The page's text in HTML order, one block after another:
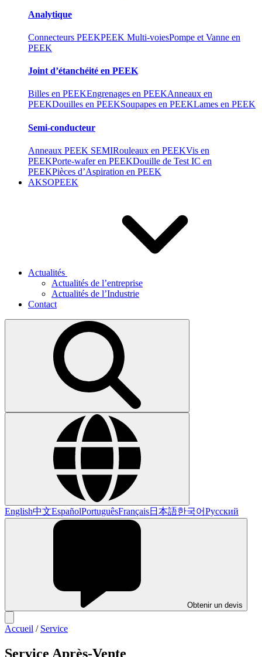
Analytique
Connecteurs PEEKPEEK Multi-voiesPompe et Vanne en
PEEK
Joint d’étanchéité en PEEK
Billes en PEEKEngrenages en PEEKAnneaux en
PEEKDouilles en PEEKSoupapes en PEEKLames en PEEK
Semi-conducteur
Anneaux PEEK SEMIRouleaux en PEEKVis en
PEEKPorte-wafer en PEEKDouille de Test IC en
PEEKPièces d’Aspiration en PEEK
AKSOPEEK
Actualités
Actualités de l’entreprise
Actualités de l’Industrie
Contact
English中文EspañolPortuguêsFrançais日本語한국어Русский
Obtenir un devis
Accueil / Service
Service Après-Vente